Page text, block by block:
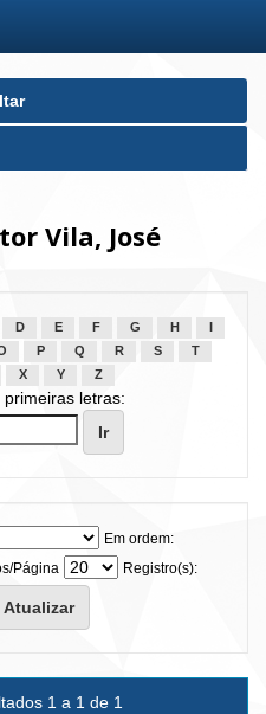
Vila, José
D E F G H
P Q R S
T
X Y Z
letras:
Em ordem:
Página
Registro(s):
1 a 1 de 1